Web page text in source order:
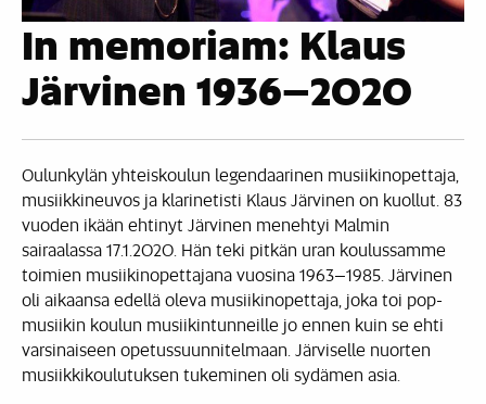
In memoriam: Klaus
Järvinen 1936–2020
Oulunkylän yhteiskoulun legendaarinen musiikinopettaja,
musiikkineuvos ja klarinetisti Klaus Järvinen on kuollut. 83
vuoden ikään ehtinyt Järvinen menehtyi Malmin
sairaalassa 17.1.2020. Hän teki pitkän uran koulussamme
toimien musiikinopettajana vuosina 1963–1985. Järvinen
oli aikaansa edellä oleva musiikinopettaja, joka toi pop-
musiikin koulun musiikintunneille jo ennen kuin se ehti
varsinaiseen opetussuunnitelmaan. Järviselle nuorten
musiikkikoulutuksen tukeminen oli sydämen asia.